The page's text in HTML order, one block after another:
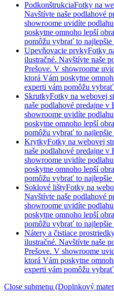
PodkonštrukciaFotky na
Navštívte naše podlahové
showroome uvidíte
poskytne omnoho lepší
pomôžu vybrať to najlepšie
Upevňovacie prvkyFotky
ilustračné. Navštívte naše
Prešove. V showroome
ktorá Vám poskytne
experti vám pomôžu
SkrutkyFotky na webovej
naše podlahové predajne v
showroome uvidíte
poskytne omnoho lepší
pomôžu vybrať to najlepšie
KrytkyFotky na webovej
naše podlahové predajne v
showroome uvidíte
poskytne omnoho lepší
pomôžu vybrať to najlepšie
Soklové lištyFotky na
Navštívte naše podlahové
showroome uvidíte
poskytne omnoho lepší
pomôžu vybrať to najlepšie
Nátery a čistiace
ilustračné. Navštívte naše
Prešove. V showroome
ktorá Vám poskytne
experti vám pomôžu
Close submenu (Doplnkový